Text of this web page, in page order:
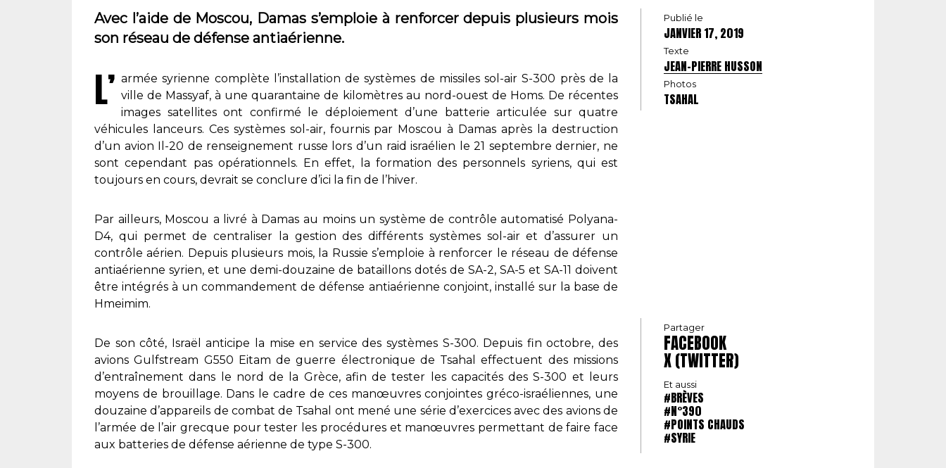
Avec l’aide de Moscou, Damas s’emploie à renforcer depuis plusieurs mois
son réseau de défense antiaérienne.
L’ armée syrienne complète l’installation de systèmes de missiles sol-air S-300 près de la
ville de Massyaf, à une quarantaine de kilomètres au nord-ouest de Homs. De récentes
images satellites ont confirmé le déploiement d’une batterie articulée sur quatre
véhicules lanceurs. Ces systèmes sol-air, fournis par Moscou à Damas après la destruction
d’un avion Il-20 de renseignement russe lors d’un raid israélien le 21 septembre dernier, ne
sont cependant pas opérationnels. En effet, la formation des personnels syriens, qui est
toujours en cours, devrait se conclure d’ici la fin de l’hiver.
Par ailleurs, Moscou a livré à Damas au moins un système de contrôle automatisé Polyana-
D4, qui permet de centraliser la gestion des différents systèmes sol-air et d’assurer un
contrôle aérien. Depuis plusieurs mois, la Russie s’emploie à renforcer le réseau de défense
antiaérienne syrien, et une demi-douzaine de bataillons dotés de SA-2, SA-5 et SA-11 doivent
être intégrés à un commandement de défense antiaérienne conjoint, installé sur la base de
Hmeimim.
De son côté, Israël anticipe la mise en service des systèmes S-300. Depuis fin octobre, des
avions Gulfstream G550 Eitam de guerre électronique de Tsahal effectuent des missions
d’entraînement dans le nord de la Grèce, afin de tester les capacités des S-300 et leurs
moyens de brouillage. Dans le cadre de ces manœuvres conjointes gréco-israéliennes, une
douzaine d’appareils de combat de Tsahal ont mené une série d’exercices avec des avions de
l’armée de l’air grecque pour tester les procédures et manœuvres permettant de faire face
aux batteries de défense aérienne de type S-300.
Publié le
JANVIER 17, 2019
Texte
JEAN-PIERRE HUSSON
Photos
TSAHAL
Partager
FACEBOOK
X (TWITTER)
Et aussi
#BRÈVES
#N°390
#POINTS CHAUDS
#SYRIE